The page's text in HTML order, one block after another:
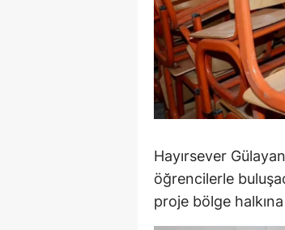
Hayırsever
öğrencilerle
proje bölge